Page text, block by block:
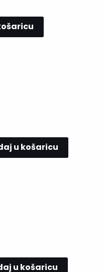
u košaricu
u košaricu